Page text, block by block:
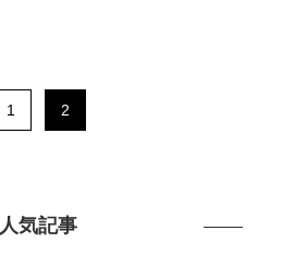
1 2
人気記事